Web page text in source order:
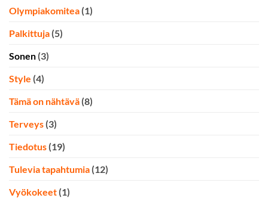
Olympiakomitea (1)
Palkittuja (5)
Sonen (3)
Style (4)
Tämä on nähtävä (8)
Terveys (3)
Tiedotus (19)
Tulevia tapahtumia (12)
Vyökokeet (1)